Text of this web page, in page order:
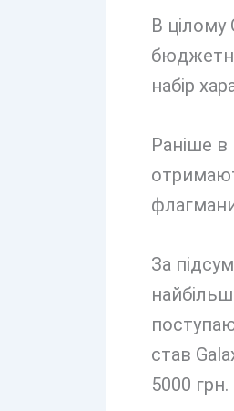
В цілому
набір
Раніше в
За
став
5000 грн.